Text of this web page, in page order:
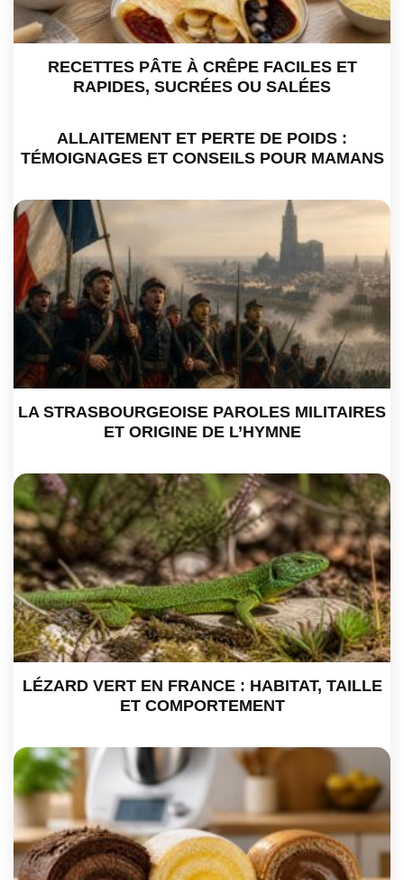
RECETTES PÂTE À CRÊPE FACILES ET
RAPIDES, SUCRÉES OU SALÉES
ALLAITEMENT ET PERTE DE POIDS :
TÉMOIGNAGES ET CONSEILS POUR MAMANS
LA STRASBOURGEOISE PAROLES MILITAIRES
ET ORIGINE DE L’HYMNE
LÉZARD VERT EN FRANCE : HABITAT, TAILLE
ET COMPORTEMENT